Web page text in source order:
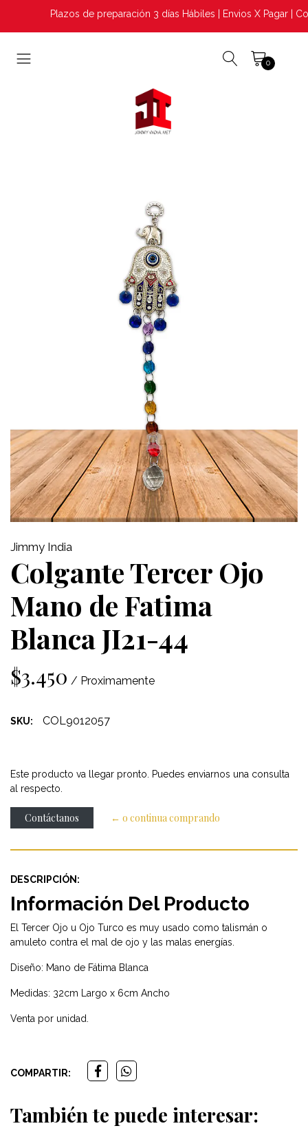
Plazos de preparación 3 días Hábiles | Envios X Pagar |
0
Jimmy India
Colgante Tercer Ojo
Mano de Fatima
Blanca JI21-44
$3.450 / Proximamente
SKU: COL9012057
Este producto va llegar pronto. Puedes enviarnos una consulta
al respecto.
Contáctanos ← o continua comprando
DESCRIPCIÓN:
Información Del Producto
El Tercer Ojo u Ojo Turco es muy usado como talismán o
amuleto contra el mal de ojo y las malas energías.
Diseño: Mano de Fátima Blanca
Medidas: 32cm Largo x 6cm Ancho
Venta por unidad.
COMPARTIR:
También te puede interesar: